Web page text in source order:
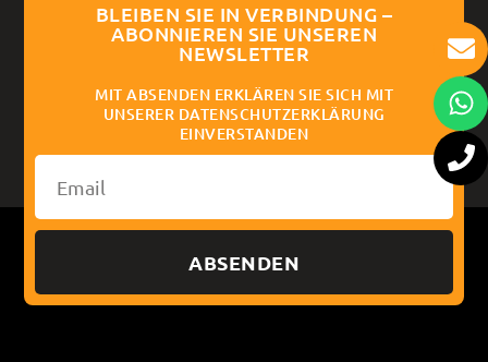
BLEIBEN SIE IN VERBINDUNG –
ABONNIEREN SIE UNSEREN
NEWSLETTER
MIT ABSENDEN ERKLÄREN SIE SICH MIT
UNSERER DATENSCHUTZERKLÄRUNG
EINVERSTANDEN
ABSENDEN